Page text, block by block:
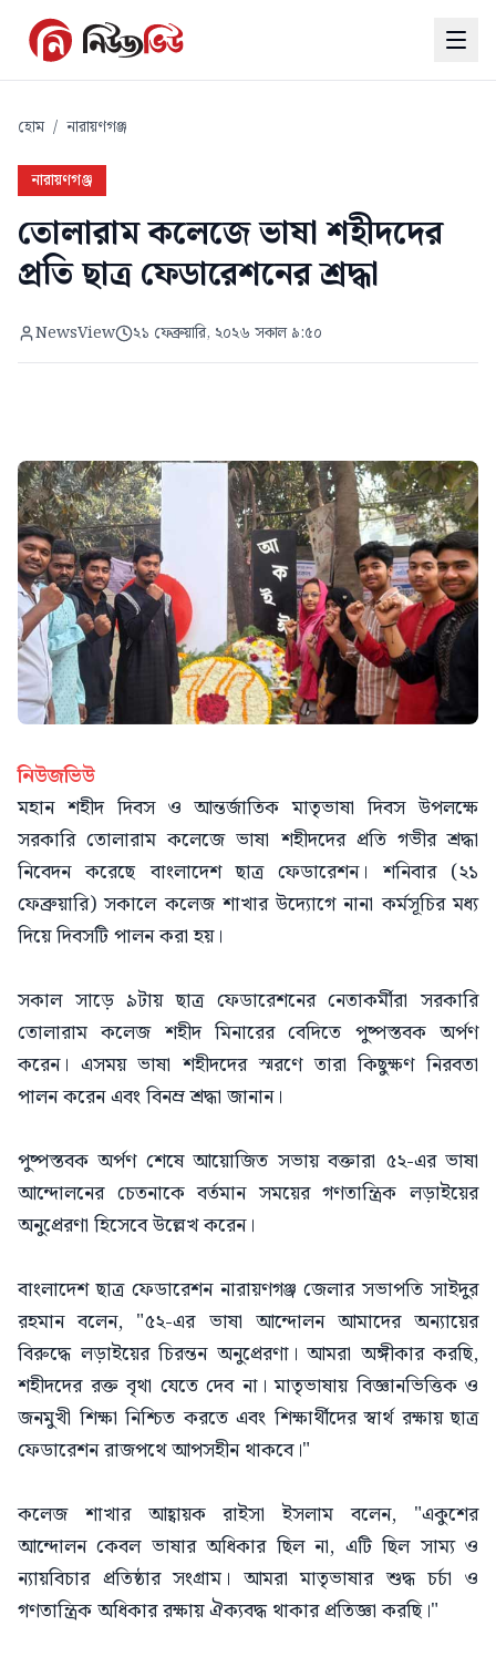
হোম / নারায়ণগঞ্জ
নারায়ণগঞ্জ
তোলারাম কলেজে ভাষা শহীদদের
প্রতি ছাত্র ফেডারেশনের শ্রদ্ধা
NewsView ২১ ফেব্রুয়ারি, ২০২৬ সকাল ৯:৫০
নিউজভিউ
মহান শহীদ দিবস ও আন্তর্জাতিক মাতৃভাষা দিবস উপলক্ষে
সরকারি তোলারাম কলেজে ভাষা শহীদদের প্রতি গভীর শ্রদ্ধা
নিবেদন করেছে বাংলাদেশ ছাত্র ফেডারেশন। শনিবার (২১
ফেব্রুয়ারি) সকালে কলেজ শাখার উদ্যোগে নানা কর্মসূচির মধ্য
দিয়ে দিবসটি পালন করা হয়।
সকাল সাড়ে ৯টায় ছাত্র ফেডারেশনের নেতাকর্মীরা সরকারি
তোলারাম কলেজ শহীদ মিনারের বেদিতে পুষ্পস্তবক অর্পণ
করেন। এসময় ভাষা শহীদদের স্মরণে তারা কিছুক্ষণ নিরবতা
পালন করেন এবং বিনম্র শ্রদ্ধা জানান।
পুষ্পস্তবক অর্পণ শেষে আয়োজিত সভায় বক্তারা ৫২-এর ভাষা
আন্দোলনের চেতনাকে বর্তমান সময়ের গণতান্ত্রিক লড়াইয়ের
অনুপ্রেরণা হিসেবে উল্লেখ করেন।
বাংলাদেশ ছাত্র ফেডারেশন নারায়ণগঞ্জ জেলার সভাপতি সাইদুর
রহমান বলেন, "৫২-এর ভাষা আন্দোলন আমাদের অন্যায়ের
বিরুদ্ধে লড়াইয়ের চিরন্তন অনুপ্রেরণা। আমরা অঙ্গীকার করছি,
শহীদদের রক্ত বৃথা যেতে দেব না। মাতৃভাষায় বিজ্ঞানভিত্তিক ও
জনমুখী শিক্ষা নিশ্চিত করতে এবং শিক্ষার্থীদের স্বার্থ রক্ষায় ছাত্র
ফেডারেশন রাজপথে আপসহীন থাকবে।"
কলেজ শাখার আহ্বায়ক রাইসা ইসলাম বলেন, "একুশের
আন্দোলন কেবল ভাষার অধিকার ছিল না, এটি ছিল সাম্য ও
ন্যায়বিচার প্রতিষ্ঠার সংগ্রাম। আমরা মাতৃভাষার শুদ্ধ চর্চা ও
গণতান্ত্রিক অধিকার রক্ষায় ঐক্যবদ্ধ থাকার প্রতিজ্ঞা করছি।"